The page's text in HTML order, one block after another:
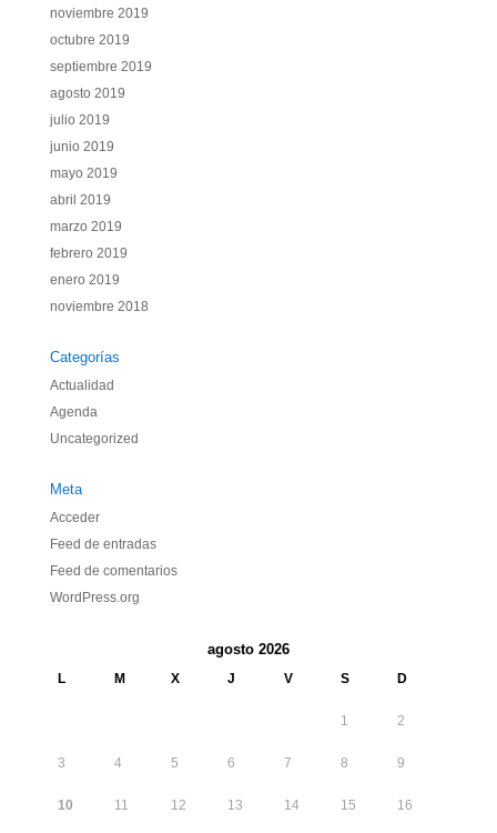
noviembre 2019
octubre 2019
septiembre 2019
agosto 2019
julio 2019
junio 2019
mayo 2019
abril 2019
marzo 2019
febrero 2019
enero 2019
noviembre 2018
Categorías
Actualidad
Agenda
Uncategorized
Meta
Acceder
Feed de entradas
Feed de comentarios
WordPress.org
agosto 2026
L M X J V S D
1 2
3 4 5 6 7 8 9
10 11 12 13 14 15 16